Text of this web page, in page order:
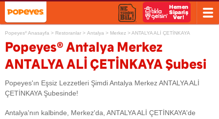
Popeyes® Anasayfa > Restoranlar > Antalya > Merkez >ANTALYA ALİ ÇETİNKAYA
Popeyes® Antalya Merkez
ANTALYA ALİ ÇETİNKAYA Şubesi
Popeyes'ın Eşsiz Lezzetleri Şimdi Antalya Merkez ANTALYA ALİ
ÇETİNKAYA Şubesinde!
Antalya'nın kalbinde, Merkez'da, ANTALYA ALİ ÇETİNKAYA'de